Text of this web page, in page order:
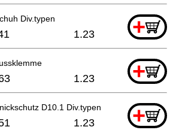
Div.typen +
1.23
+
1.23
D10.1 Div.typen, C8fshe, C8fse
+
1.23